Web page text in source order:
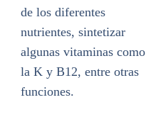
de los diferentes
nutrientes, sintetizar
algunas vitaminas como
la K y B12, entre otras
funciones.